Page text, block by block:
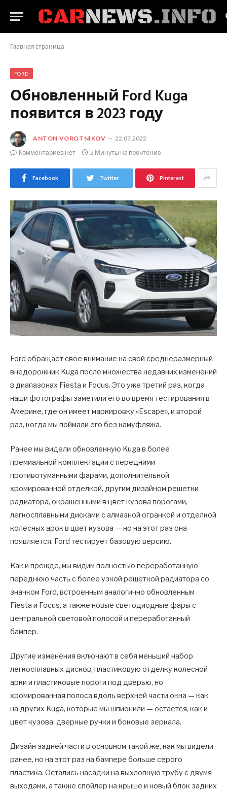
Главная страница
FORD
Обновленный Ford Kuga
появится в 2023 году
ANTON VOROTNIKOV
22.07.2022
Комментариев нет
2 Минуты на прочтение
Facebook Twitter Pinterest
Ford обращает свое внимание на свой среднеразмерный
внедорожник Kuga после множества недавних изменений
в диапазонах Fiesta и Focus. Это уже третий раз, когда
наши фотографы заметили его во время тестирования в
Америке, где он имеет маркировку «Escape», и второй
раз, когда мы поймали его без камуфляжа.
Ранее мы видели обновленную Kuga в более
премиальной комплектации с передними
противотуманными фарами, дополнительной
хромированной отделкой, другим дизайном решетки
радиатора, окрашенными в цвет кузова порогами,
легкосплавными дисками с алмазной огранкой и отделкой
колесных арок в цвет кузова — но на этот раз она
появляется. Ford тестирует базовую версию.
Как и прежде, мы видим полностью переработанную
переднюю часть с более узкой решеткой радиатора со
значком Ford, встроенным аналогично обновленным
Fiesta и Focus, а также новые светодиодные фары с
центральной световой полосой и переработанный
бампер.
Другие изменения включают в себя меньший набор
легкосплавных дисков, пластиковую отделку колесной
арки и пластиковые пороги под дверью, но
хромированная полоса вдоль верхней части окна — как
на других Kuga, которые мы шпионили — остается, как и
цвет кузова. дверные ручки и боковые зеркала.
Дизайн задней части в основном такой же, как мы видели
ранее, но на этот раз на бампере больше серого
пластика. Остались насадки на выхлопную трубу с двумя
выходами, а также спойлер на крыше и новый блок задних